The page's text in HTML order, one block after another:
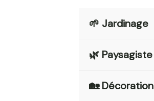
🌱 Jardinage
🌿 Paysagiste
🏡 Décoration